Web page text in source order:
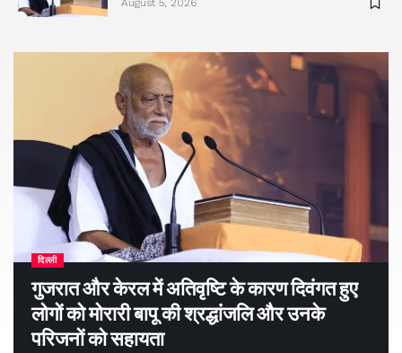
दिल्ली
गुजरात और केरल में अतिवृष्टि के कारण दिवंगत हुए
लोगों को मोरारी बापू की श्रद्धांजलि और उनके
परिजनों को सहायता